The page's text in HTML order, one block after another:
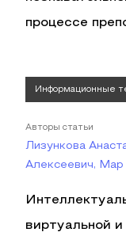
процессе
Информационные
Авторы статьи
Лизункова
Алексеевич, Мар
виртуальной